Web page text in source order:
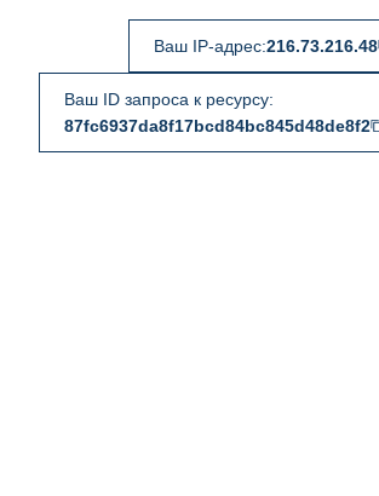
Ваш IP-адрес:216.73.216.48
Ваш ID запроса к ресурсу:
87fc6937da8f17bcd84bc845d48de8f2